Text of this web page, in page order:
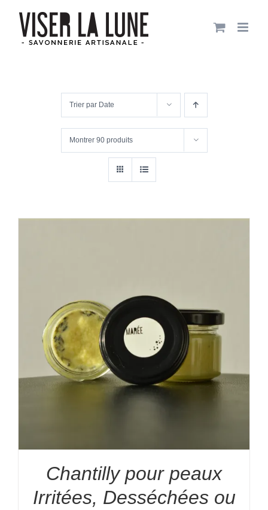
Passer
Trier par Date
Montrer 90 produits
Chantilly pour peaux
Irritées, Desséchées ou